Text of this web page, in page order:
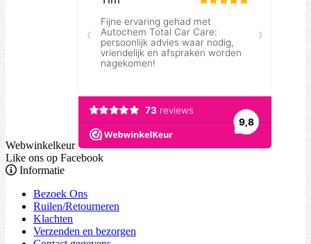
Webwinkelkeur
Like ons op Facebook
Informatie
Bezoek Ons
Ruilen/Retourneren
Klachten
Verzenden en bezorgen